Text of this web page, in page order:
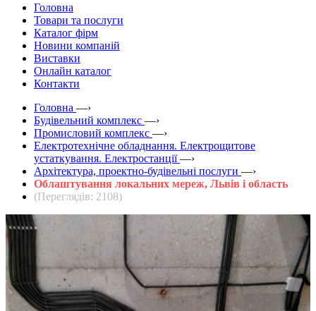
Головна
Товари та послуги
Каталог фірм
Новини компаній
Виставки
Онлайн каталог
Контакти
Головна —›
Будівельний комплекс —›
Промисловий комплекс —›
Електротехнічне обладнання. Електрощитове
устаткування. Електростанції —›
Архітектура, проектно-будівельні послуги —›
Облаштування локальних мереж, Львів і область
(Переглядів: 2108)